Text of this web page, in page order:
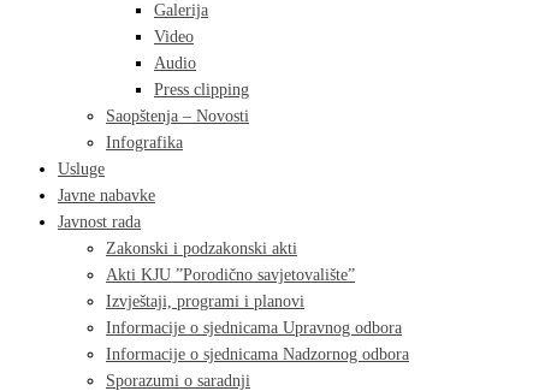
Galerija
Video
Audio
Press clipping
Saopštenja – Novosti
Infografika
Usluge
Javne nabavke
Javnost rada
Zakonski i podzakonski akti
Akti KJU ”Porodično savjetovalište”
Izvještaji, programi i planovi
Informacije o sjednicama Upravnog odbora
Informacije o sjednicama Nadzornog odbora
Sporazumi o saradnji